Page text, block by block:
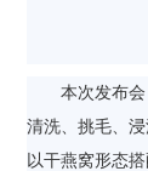
本次发布会，
清洗、挑毛、
以干燕窝形态